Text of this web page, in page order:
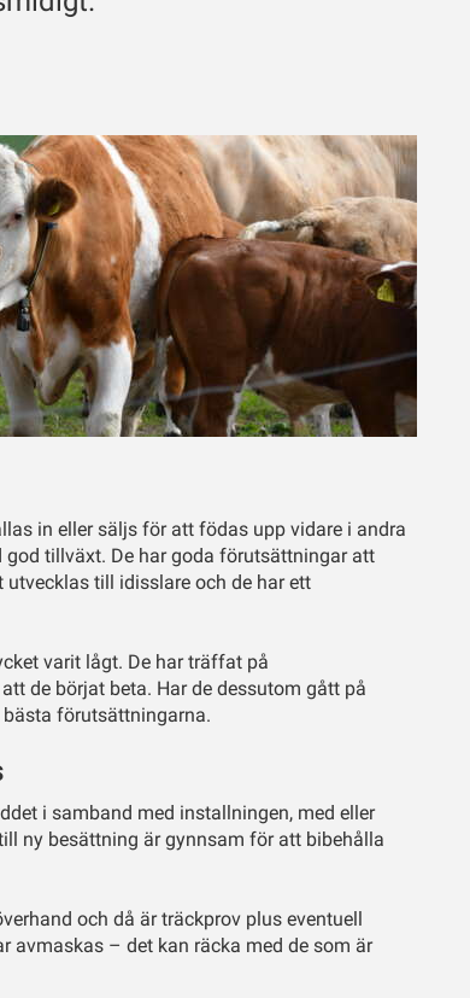
in eller säljs för att födas upp vidare i andra
tillväxt. De har goda förutsättningar att
till idisslare och de har ett
varit lågt. De har träffat på
de börjat beta. Har de dessutom gått på
förutsättningarna.
i samband med installningen, med eller
ny besättning är gynnsam för att bibehålla
och då är träckprov plus eventuell
avmaskas – det kan räcka med de som är